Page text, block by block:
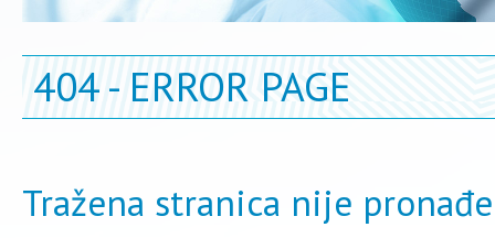
404 - ERROR PAGE
Tražena stranica nije